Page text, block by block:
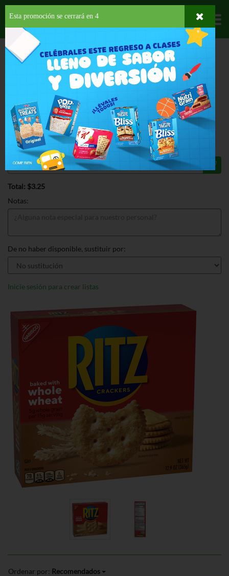
Departamentos
PROVISIONES GALLETAS SALADAS RITZ WHOLE WHEAT
RITZ WHOLE WHEAT 12.9 OZ
$3.25
Regular $4.39
Válido hasta: agosto 11, 2026
Total: $3.25
Notas:
De no haber disponible, sustituir por:
Inicie sesión para crear listas
Ordenar por: Recomendados
Esta promoción se cerrará en 3